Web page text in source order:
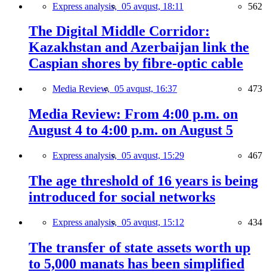
Express analysis, 05 avqust, 18:11 562
The Digital Middle Corridor:
Kazakhstan and Azerbaijan link the
Caspian shores by fibre-optic cable
Media Review, 05 avqust, 16:37 473
Media Review: From 4:00 p.m. on
August 4 to 4:00 p.m. on August 5
Express analysis, 05 avqust, 15:29 467
The age threshold of 16 years is being
introduced for social networks
Express analysis, 05 avqust, 15:12 434
The transfer of state assets worth up
to 5,000 manats has been simplified